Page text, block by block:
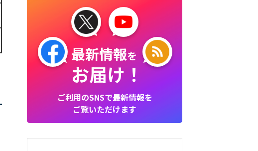
最新情報を
お届け！
ご利用のSNSで最新情報を
ご覧いただけます